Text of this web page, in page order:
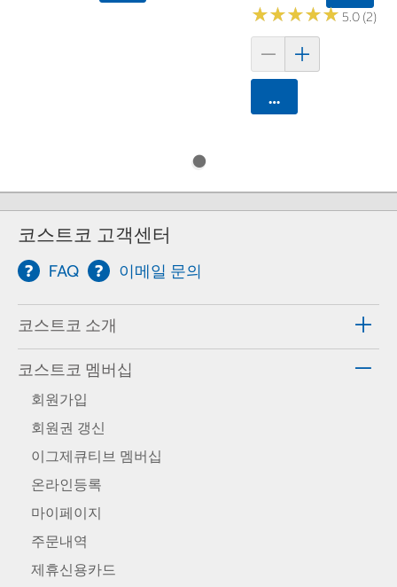
★★★★★
★★★★★5.0 (2)
카트에 담기
코스트코 고객센터
FAQ 이메일 문의
코스트코 소개
코스트코 멤버십
회원가입
회원권 갱신
이그제큐티브 멤버십
온라인등록
마이페이지
주문내역
제휴신용카드